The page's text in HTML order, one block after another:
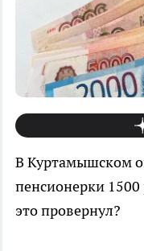
В Куртамышском
пенсионерки
это провернул?